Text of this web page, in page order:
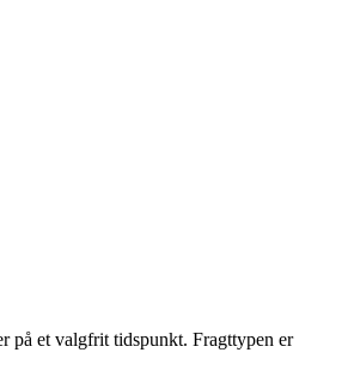
på et valgfrit tidspunkt. Fragttypen er